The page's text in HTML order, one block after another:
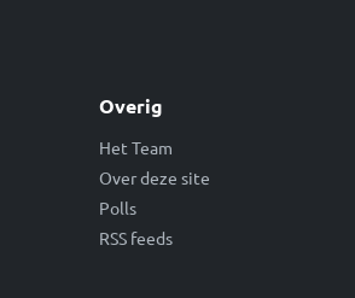
Overig
Het Team
Over deze site
Polls
RSS feeds